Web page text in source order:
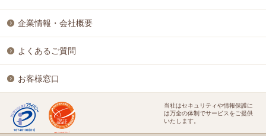
企業情報・会社概要
よくあるご質問
お客様窓口
当社はセキュリティや情報保護に
は万全の体制でサービスをご提供
いたします。